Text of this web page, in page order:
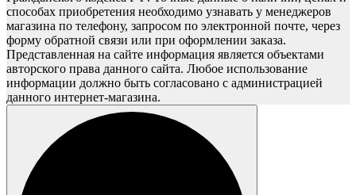
способах приобретения необходимо узнавать у менеджеров
магазина по телефону, запросом по электронной почте, через
форму обратной связи или при оформлении заказа.
Представленная на сайте информация является объектами
авторского права данного сайта. Любое использование
информации должно быть согласовано с администрацией
данного интернет-магазина.